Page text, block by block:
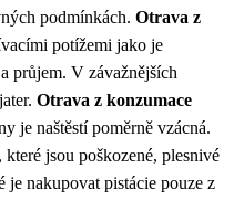
podmínkách. Otrava z
potížemi jako je
průjem. V závažnějších
Otrava z konzumace
je naštěstí poměrně vzácná.
jsou poškozené, plesnivé
je nakupovat pistácie pouze z